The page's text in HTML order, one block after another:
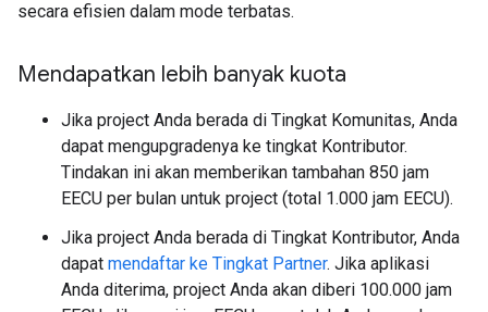
secara efisien dalam mode terbatas.
Mendapatkan lebih banyak kuota
Jika project Anda berada di Tingkat Komunitas, Anda
dapat mengupgradenya ke tingkat Kontributor.
Tindakan ini akan memberikan tambahan 850 jam
EECU per bulan untuk project (total 1.000 jam EECU).
Jika project Anda berada di Tingkat Kontributor, Anda
dapat mendaftar ke Tingkat Partner. Jika aplikasi
Anda diterima, project Anda akan diberi 100.000 jam